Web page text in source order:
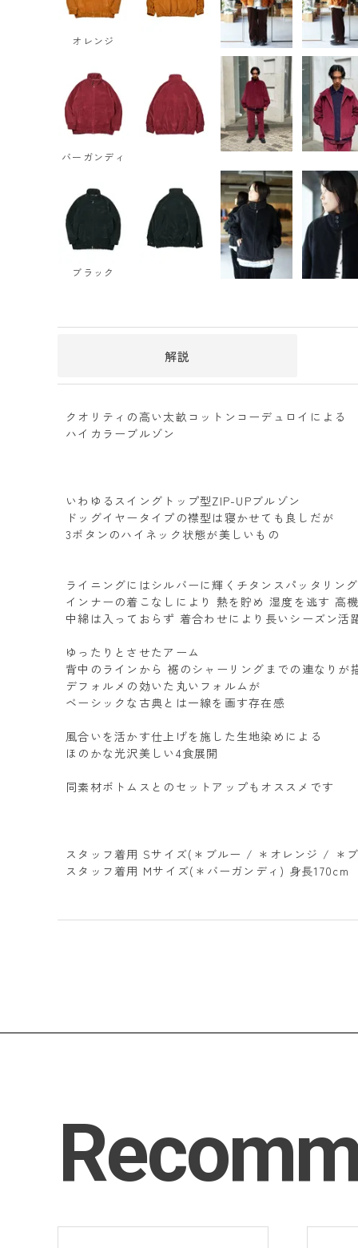
オレンジ
バーガンディ
ブラック
解説
クオリティの高い太畝コットンコーデュロイによる
ハイカラーブルゾン
いわゆるスイングトップ型ZIP-UPブルゾン
ドッグイヤータイプの襟型は寝かせても良しだが
3ボタンのハイネック状態が美しいもの
ライニングにはシルバーに輝くチタンスパッタリン
インナーの着こなしにより 熱を貯め 湿度を逃す 高
中綿は入っておらず 着合わせにより長いシーズン活
ゆったりとさせたアーム
背中のラインから 裾のシャーリングまでの連なりが
デフォルメの効いた丸いフォルムが
ベーシックな古典とは一線を画す存在感
風合いを活かす仕上げを施した生地染めによる
ほのかな光沢美しい4食展開
同素材ボトムスとのセットアップもオススメです
スタッフ着用 Sサイズ(＊ブルー / ＊オレンジ / ＊
スタッフ着用 Mサイズ(＊バーガンディ) 身長170cm